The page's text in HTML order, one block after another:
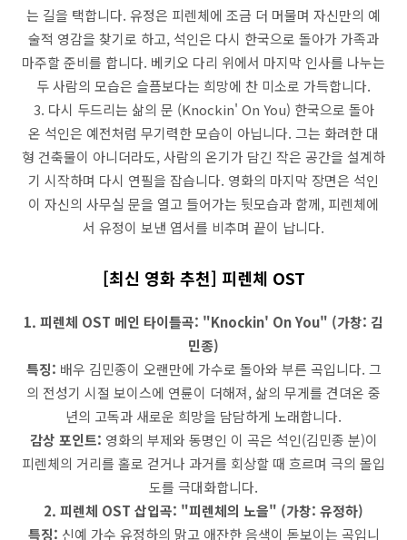
는 길을 택합니다. 유정은 피렌체에 조금 더 머물며 자신만의 예
술적 영감을 찾기로 하고, 석인은 다시 한국으로 돌아가 가족과
마주할 준비를 합니다. 베키오 다리 위에서 마지막 인사를 나누는
두 사람의 모습은 슬픔보다는 희망에 찬 미소로 가득합니다.
3. 다시 두드리는 삶의 문 (Knockin' On You) 한국으로 돌아
온 석인은 예전처럼 무기력한 모습이 아닙니다. 그는 화려한 대
형 건축물이 아니더라도, 사람의 온기가 담긴 작은 공간을 설계하
기 시작하며 다시 연필을 잡습니다. 영화의 마지막 장면은 석인
이 자신의 사무실 문을 열고 들어가는 뒷모습과 함께, 피렌체에
서 유정이 보낸 엽서를 비추며 끝이 납니다.
[최신 영화 추천] 피렌체 OST
1. 피렌체 OST 메인 타이틀곡: "Knockin' On You" (가창: 김
민종)
특징: 배우 김민종이 오랜만에 가수로 돌아와 부른 곡입니다. 그
의 전성기 시절 보이스에 연륜이 더해져, 삶의 무게를 견뎌온 중
년의 고독과 새로운 희망을 담담하게 노래합니다.
감상 포인트: 영화의 부제와 동명인 이 곡은 석인(김민종 분)이
피렌체의 거리를 홀로 걷거나 과거를 회상할 때 흐르며 극의 몰입
도를 극대화합니다.
2. 피렌체 OST 삽입곡: "피렌체의 노을" (가창: 유정하)
특징: 신예 가수 유정하의 맑고 애잔한 음색이 돋보이는 곡입니